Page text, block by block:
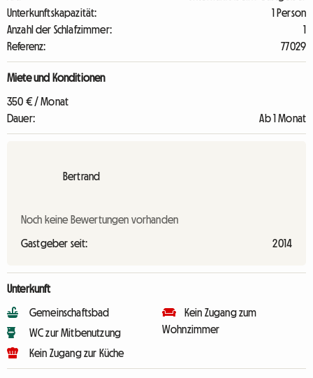
Unterkunftskapazität:
1 Person
Anzahl der Schlafzimmer:
1
Referenz:
77029
Miete und Konditionen
350 € / Monat
Dauer:
Ab 1 Monat
Bertrand
Noch keine Bewertungen vorhanden
Gastgeber seit: 2014
Unterkunft
Gemeinschaftsbad
WC zur Mitbenutzung
Kein Zugang zur Küche
Kein Zugang zum
Wohnzimmer